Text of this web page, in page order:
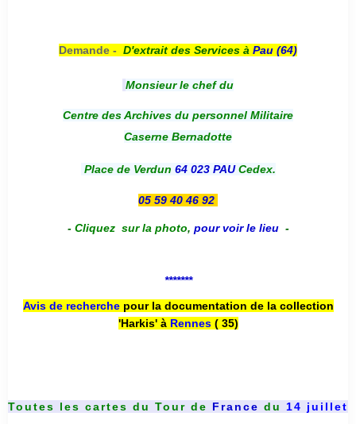
Demande - D'extrait des Services à Pau (64)
Monsieur le chef du
Centre des Archives du personnel Militaire
Caserne Bernadotte
Place de Verdun 64 023 PAUCedex.
05 59 40 46 92
- Cliquez sur la photo, pour voir le lieu -
*******
Avis de recherche pour la documentation de la collection
'Harkis' à Rennes( 35)
Toutes les cartes du Tour de France du 14 juillet